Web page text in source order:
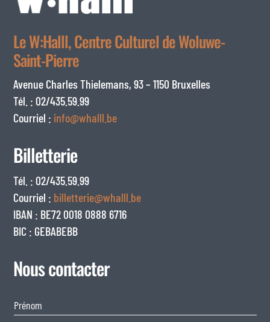
Le W:Halll, Centre Culturel de Woluwe-
Saint-Pierre
Avenue Charles Thielemans, 93 – 1150 Bruxelles
Tél. : 02/435.59.99
Courriel : info@whalll.be
Billetterie
Tél. : 02/435.59.99
Courriel : billetterie@whalll.be
IBAN : BE72 0018 0888 6716
BIC : GEBABEBB
Nous contacter